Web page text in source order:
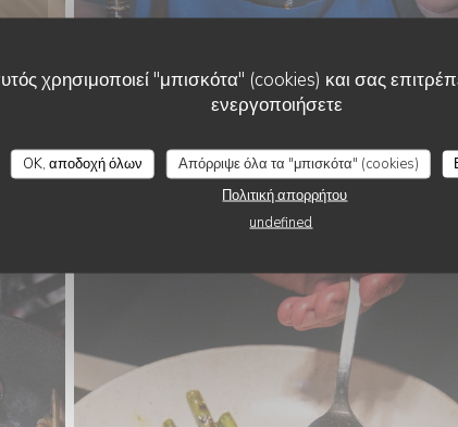
χρησιμοποιεί "μπισκότα" (cookies) και σας
ενεργοποιήσετε
OK, αποδοχή όλων Απόρριψε όλα τα "μπισκότα" (cookies)
Πολιτική απορρήτου
undefined
© FRANGINE